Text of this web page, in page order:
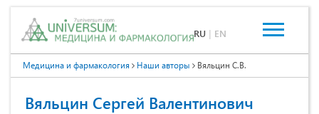
RU | EN
Медицина и фармакология Наши авторы Вяльцин С.В.
Вяльцин Сергей Валентинович